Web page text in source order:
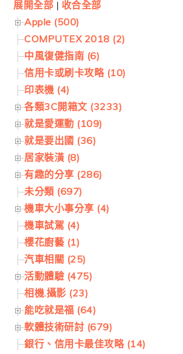
展開全部 | 收合全部
Apple (500)
COMPUTEX 2018 (2)
中風復健指南 (6)
信用卡或刷卡攻略 (10)
印表機 (4)
各類3C開箱文 (3233)
就是愛運動 (109)
就是要出國 (36)
居家裝潢 (8)
有趣的分享 (286)
未分類 (697)
機車大小事分享 (4)
機車試駕 (4)
櫻花廚藝 (1)
汽車相關 (25)
活動體驗 (475)
相機.攝影 (23)
能吃就是福 (64)
軟體技術研討 (679)
銀行、信用卡最佳攻略 (14)